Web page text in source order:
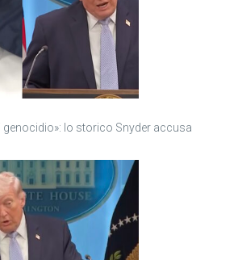
genocidio»: lo storico Snyder accusa